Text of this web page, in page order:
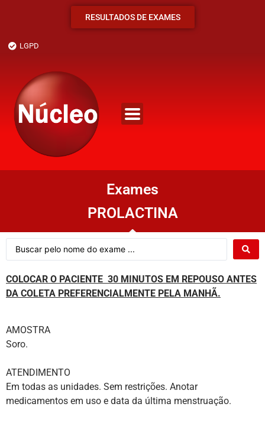
RESULTADOS DE EXAMES
LGPD
Exames
PROLACTINA
COLOCAR O PACIENTE 30 MINUTOS EM REPOUSO ANTES
DA COLETA PREFERENCIALMENTE PELA MANHÃ.
AMOSTRA
Soro.
ATENDIMENTO
Em todas as unidades. Sem restrições. Anotar
medicamentos em uso e data da última menstruação.